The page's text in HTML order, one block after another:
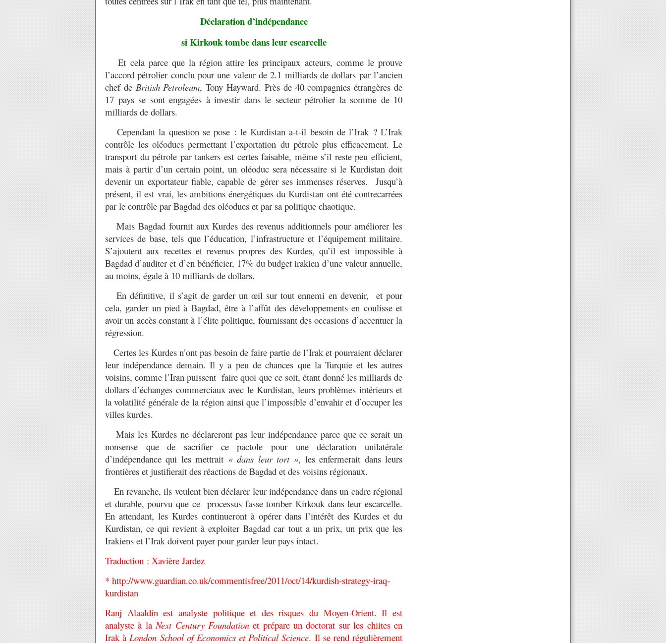
Déclaration d’indépendance
si Kirkouk tombe dans leur escarcelle
Et cela parce que la région attire les principaux acteurs, comme le prouve
l’accord pétrolier conclu pour une valeur de 2.1 milliards de dollars par l’ancien
chef de British Petroleum, Tony Hayward. Près de 40 compagnies étrangères de
17 pays se sont engagées à investir dans le secteur pétrolier la somme de 10
milliards de dollars.
Cependant la question se pose : le Kurdistan a-t-il besoin de l’Irak ? L’Irak
contrôle les oléoducs permettant l’exportation du pétrole plus efficacement. Le
transport du pétrole par tankers est certes faisable, même s’il reste peu efficient,
mais à partir d’un certain point, un oléoduc sera nécessaire si le Kurdistan doit
devenir un exportateur fiable, capable de gérer ses immenses réserves. Jusqu’à
présent, il est vrai, les ambitions énergétiques du Kurdistan ont été contrecarrées
par le contrôle par Bagdad des oléoducs et par sa politique chaotique.
Mais Bagdad fournit aux Kurdes des revenus additionnels pour améliorer les
services de base, tels que l’éducation, l’infrastructure et l’équipement militaire.
S’ajoutent aux recettes et revenus propres des Kurdes, qu’il est impossible à
Bagdad d’auditer et d’en bénéficier, 17% du budget irakien d’une valeur annuelle,
au moins, égale à 10 milliards de dollars.
En définitive, il s’agit de garder un œil sur tout ennemi en devenir, et pour
cela, garder un pied à Bagdad, être à l’affût des développements en coulisse et
avoir un accès constant à l’élite politique, fournissant des occasions d’accentuer la
régression.
Certes les Kurdes n’ont pas besoin de faire partie de l’Irak et pourraient déclarer
leur indépendance demain. Il y a peu de chances que la Turquie et les autres
voisins, comme l’Iran puissent faire quoi que ce soit, étant donné les milliards de
dollars d’échanges commerciaux avec le Kurdistan, leurs problèmes intérieurs et
la volatilité générale de la région ainsi que l’impossible d’envahir et d’occuper les
villes kurdes.
Mais les Kurdes ne déclareront pas leur indépendance parce que ce serait un
nonsense que de sacrifier ce pactole pour une déclaration unilatérale
d’indépendance qui les mettrait « dans leur tort », les enfermerait dans leurs
frontières et justifierait des réactions de Bagdad et des voisins régionaux.
En revanche, ils veulent bien déclarer leur indépendance dans un cadre régional
et durable, pourvu que ce processus fasse tomber Kirkouk dans leur escarcelle.
En attendant, les Kurdes continueront à opérer dans l’intérêt des Kurdes et du
Kurdistan, ce qui revient à exploiter Bagdad car tout a un prix, un prix que les
Irakiens et l’Irak doivent payer pour garder leur pays intact.
Traduction : Xavière Jardez
* http://www.guardian.co.uk/commentisfree/2011/oct/14/kurdish-strategy-iraq-
kurdistan
Ranj Alaaldin est analyste politique et des risques du Moyen-Orient. Il est
analyste à laNext Century Foundationet prépare un doctorat sur les chiites en
Irak àLondon School of Economics et Political Science. Il se rend régulièrement